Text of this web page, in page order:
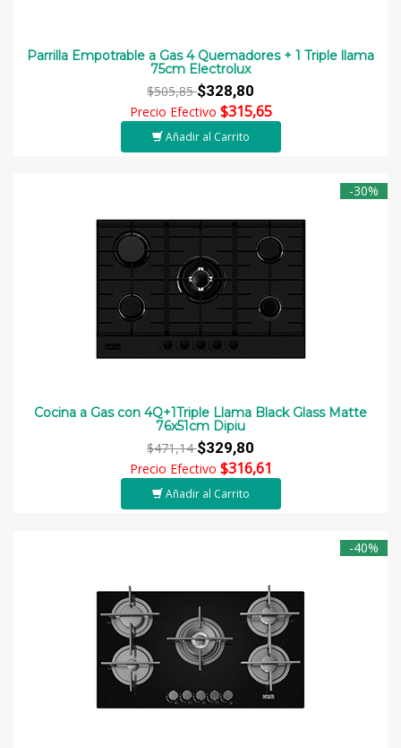
Parrilla Empotrable a Gas 4 Quemadores + 1 Triple llama
75cm Electrolux
$505,85$328,80
Precio Efectivo $315,65
Añadir al Carrito
-30%
Cocina a Gas con 4Q+1Triple Llama Black Glass Matte
76x51cm Dipiu
$471,14$329,80
Precio Efectivo $316,61
Añadir al Carrito
-40%